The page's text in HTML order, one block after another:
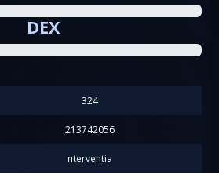
DEX
324
213742056
nterventia